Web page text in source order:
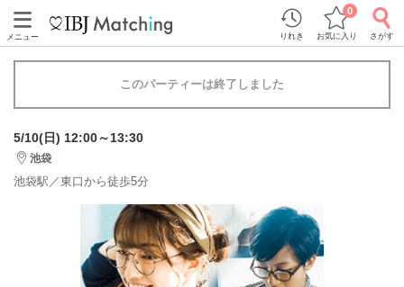
メニュー りれき お気に入り
0
さがす
このパーティーは終了しました
5/10(日) 12:00～13:30
池袋
池袋駅／東口から徒歩5分